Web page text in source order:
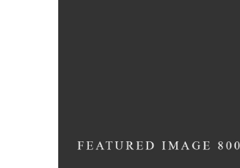
GYM ENTHUSIASTS